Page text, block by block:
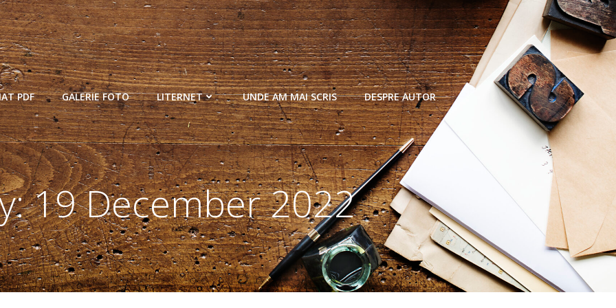
PDF GALERIE FOTO LITERNET UNDE AM MAI SCRIS DESPRE AUTOR
19 December 2022